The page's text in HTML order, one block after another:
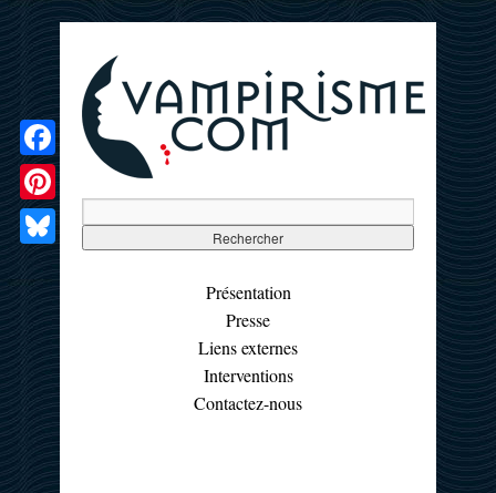
Présentation
Presse
Liens externes
Interventions
Contactez-nous
Facebook
Pinterest
Bluesky